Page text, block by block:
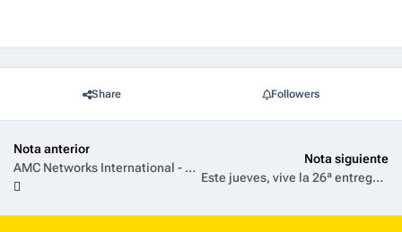
Share Followers
Nota anterior
AMC Networks International - Latin America presentó en México sus novedades y estrenos en el Upfront 2026
Nota siguiente
Este jueves, vive la 26ª entrega anual del Latin Grammy® en vivo en la temporada de premios de TNT y HBO Max